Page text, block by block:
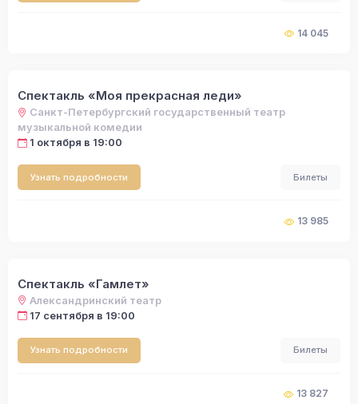
14 045
Спектакль «Моя прекрасная леди»
Санкт-Петербургский государственный театр
музыкальной комедии
1 октября в 19:00
Узнать подробности Билеты
13 985
Спектакль «Гамлет»
Александринский театр
17 сентября в 19:00
Узнать подробности Билеты
13 827